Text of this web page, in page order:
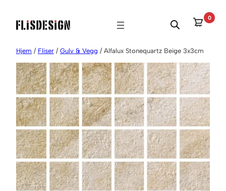
innhold
0
Hjem / Fliser / Gulv & Vegg / Alfalux Stonequartz Beige 3x3cm